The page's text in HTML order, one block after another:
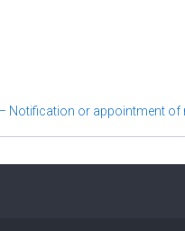
Notification or appointment of